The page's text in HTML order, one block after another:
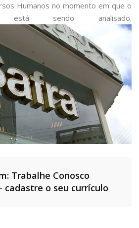
Humanos no momento em que o
sendo analisado.
Trabalhe Conosco
cadastre o seu currículo